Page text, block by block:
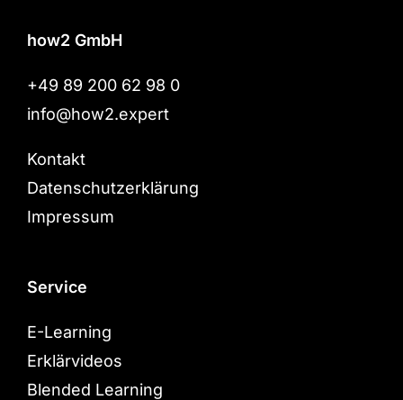
how2 GmbH
+49 89 200 62 98 0
info@how2.expert
Kontakt
Datenschutzerklärung
Impressum
Service
E-Learning
Erklärvideos
Blended Learning